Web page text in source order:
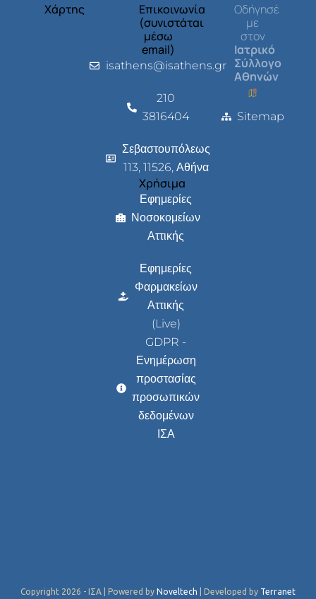
Χάρτης
Επικοινωνία
(συνιστάται
μέσω
email)
isathens@isathens.gr
210
3816404
Σεβαστουπόλεως
113, 11526, Αθήνα
Χρήσιμα
Εφημερίες
Νοσοκομείων
Αττικής
Εφημερίες
Φαρμακείων
Αττικής
(Live)
GDPR -
Ενημέρωση
προστασίας
προσωπικών
δεδομένων
ΙΣΑ
Οδήγησέ
με
στον
Ιατρικό
Σύλλογο
Αθηνών
Sitemap
Copyright 2026 - ΙΣΑ | Powered by Noveltech | Developed by Terranet